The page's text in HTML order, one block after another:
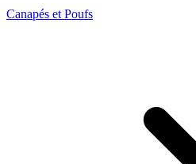
Canapés et Poufs